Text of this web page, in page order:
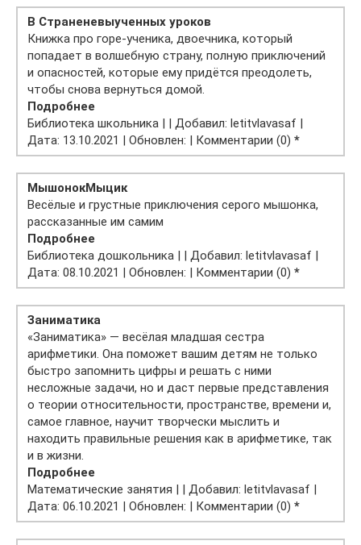
В Страненевыученных уроков
Книжка про горе-ученика, двоечника, который
попадает в волшебную страну, полную приключений
и опасностей, которые ему придётся преодолеть,
чтобы снова вернуться домой.
Подробнее
Библиотека школьника | | Добавил: letitvlavasaf |
Дата: 13.10.2021 | Обновлен: | Комментарии (0) *
МышонокМыцик
Весёлые и грустные приключения серого мышонка,
рассказанные им самим
Подробнее
Библиотека дошкольника | | Добавил: letitvlavasaf |
Дата: 08.10.2021 | Обновлен: | Комментарии (0) *
Заниматика
«Заниматика» — весёлая младшая сестра
арифметики. Она поможет вашим детям не только
быстро запомнить цифры и решать с ними
несложные задачи, но и даст первые представления
о теории относительности, пространстве, времени и,
самое главное, научит творчески мыслить и
находить правильные решения как в арифметике, так
и в жизни.
Подробнее
Математические занятия | | Добавил: letitvlavasaf |
Дата: 06.10.2021 | Обновлен: | Комментарии (0) *